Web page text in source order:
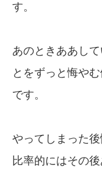
す。
あのときああし
とをずっと悔や
です。
やってしまった
比率的にはその